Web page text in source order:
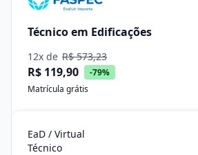
Técnico em Edificações
12x de R$ 573,23
R$ 119,90
-79%
Matrícula grátis
EaD / Virtual
Técnico